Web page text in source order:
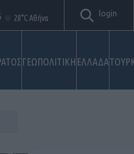
ΓΕΩΠΟΛΙΤΙΚΗ ΕΛΛΑΔΑ
28°C Αθήνα login